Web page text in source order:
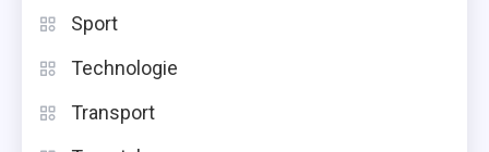
Sport
Technologie
Transport